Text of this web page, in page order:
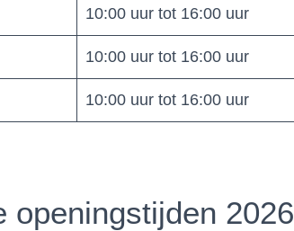
10:00 uur tot 16:00 uur
10:00 uur tot 16:00 uur
10:00 uur tot 16:00 uur
openingstijden 2026